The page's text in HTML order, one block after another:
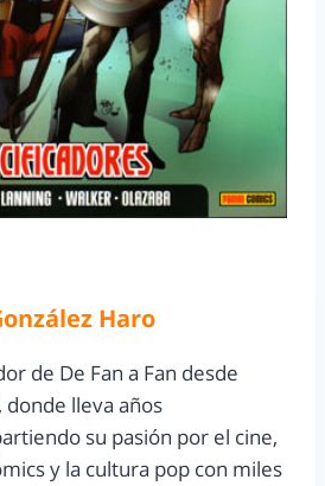
Haro
de De Fan a Fan desde
donde lleva años
su pasión por el cine,
y la cultura pop con miles